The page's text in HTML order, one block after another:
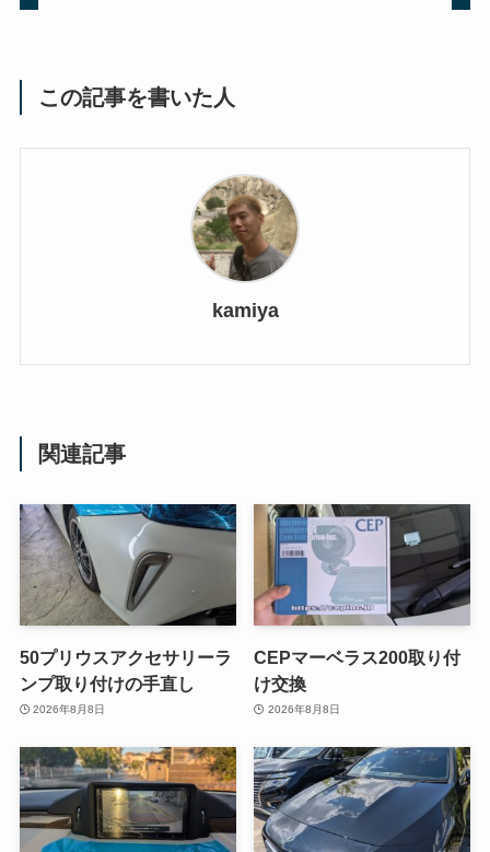
この記事を書いた人
kamiya
関連記事
50プリウスアクセサリーラ
ンプ取り付けの手直し
2026年8月8日
CEPマーベラス200取り付
け交換
2026年8月8日